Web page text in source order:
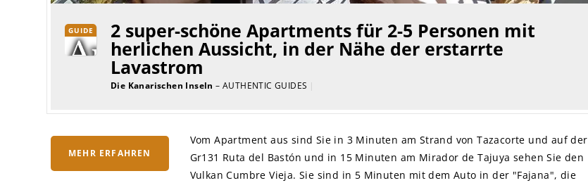
GUIDE 2 super-schöne Apartments für 2-5 Personen mit
herlichen Aussicht, in der Nähe der erstarrte
Lavastrom
Die Kanarischen Inseln – AUTHENTIC GUIDES |
MEHR ERFAHREN
Vom Apartment aus sind Sie in 3 Minuten am Strand von Tazacorte und auf der
Gr131 Ruta del Bastón und in 15 Minuten am Mirador de Tajuya sehen Sie den
Vulkan Cumbre Vieja. Sie sind in 5 Minuten mit dem Auto in der "Fajana", die